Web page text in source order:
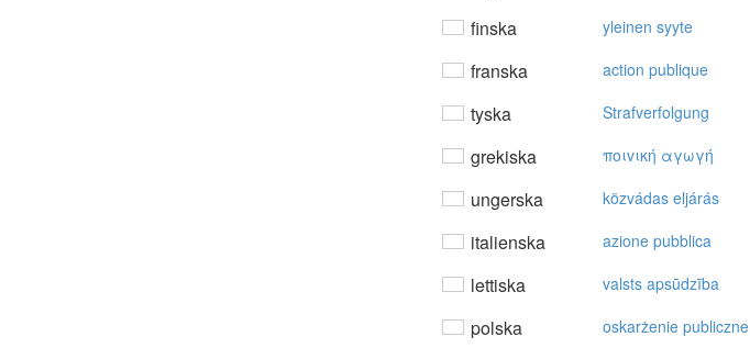
finska yleinen syyte
franska action publique
tyska Strafverfolgung
grekiska πoιvική αγωγή
ungerska közvádas eljárás
italienska azione pubblica
lettiska valsts apsūdzība
polska oskarżenie publiczne